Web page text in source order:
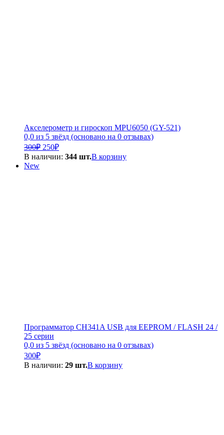
Акселерометр и гироскоп MPU6050 (GY-521)
0,0 из 5 звёзд (основано на 0 отзывах)
300₽ Первоначальная
цена
250₽Текущая
цена:
В наличии: 344 шт.В корзину
New
Программатор CH341A USB для EEPROM / FLASH 24 /
25 серии
0,0 из 5 звёзд (основано на 0 отзывах)
300₽
В наличии: 29 шт.В корзину